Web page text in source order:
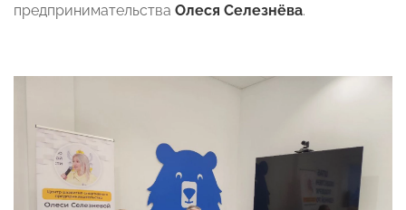
предпринимательства Олеся Селезнёва.